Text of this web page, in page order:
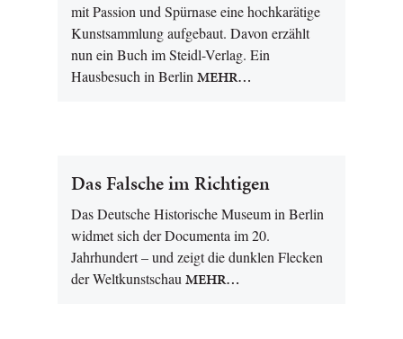
mit Passion und Spürnase eine hochkarätige
Kunstsammlung aufgebaut. Davon erzählt
nun ein Buch im Steidl-Verlag. Ein
Hausbesuch in Berlin MEHR…
Das Falsche im Richtigen
Das Deutsche Historische Museum in Berlin
widmet sich der Documenta im 20.
Jahrhundert – und zeigt die dunklen Flecken
der Weltkunstschau MEHR…